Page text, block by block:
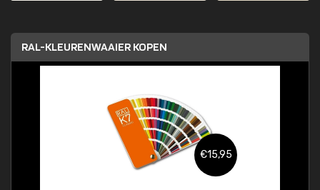
RAL-KLEURENWAAIER KOPEN
€15,95